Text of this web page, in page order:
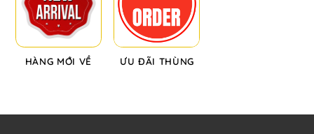
HÀNG MỚI VỀ ƯU ĐÃI THÙNG